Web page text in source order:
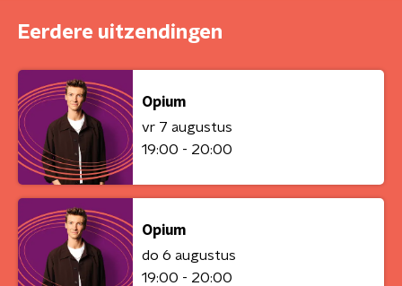
Eerdere uitzendingen
Opium
vr 7 augustus
19:00 - 20:00
Opium
do 6 augustus
19:00 - 20:00